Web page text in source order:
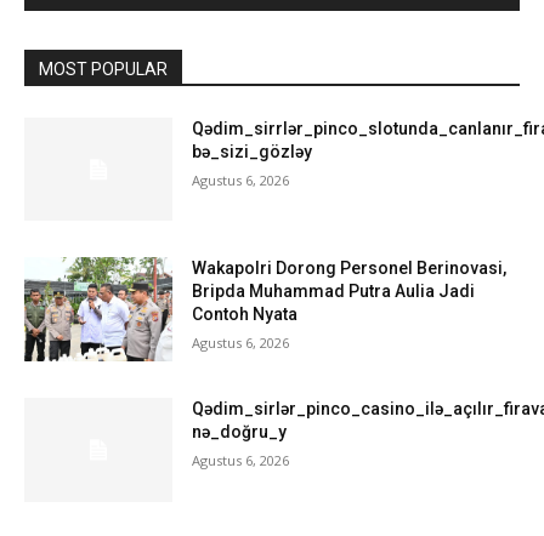
MOST POPULAR
bə_sizi_gözləy
Agustus 6, 2026
Wakapolri Dorong Personel Berinovasi,
Bripda Muhammad Putra Aulia Jadi
Contoh Nyata
Agustus 6, 2026
nə_doğru_y
Agustus 6, 2026